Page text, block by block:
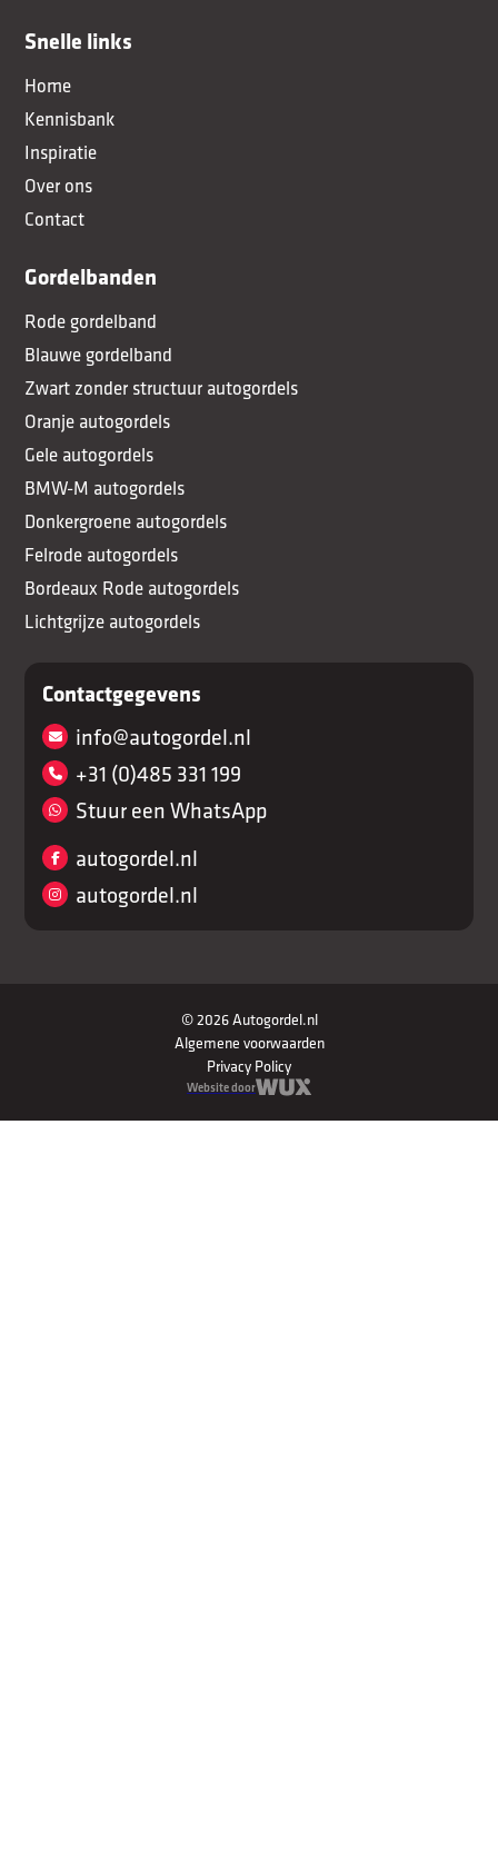
Snelle links
Home
Kennisbank
Inspiratie
Over ons
Contact
Gordelbanden
Rode gordelband
Blauwe gordelband
Zwart zonder structuur autogordels
Oranje autogordels
Gele autogordels
BMW-M autogordels
Donkergroene autogordels
Felrode autogordels
Bordeaux Rode autogordels
Lichtgrijze autogordels
Contactgegevens
info@autogordel.nl
+31 (0)485 331 199
Stuur een WhatsApp
autogordel.nl
autogordel.nl
© 2026 Autogordel.nl
Algemene voorwaarden
Privacy Policy
Website door